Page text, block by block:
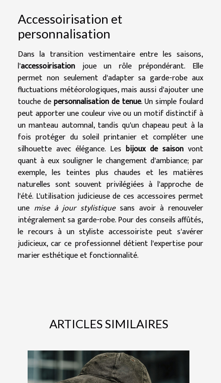
Accessoirisation et
personnalisation
Dans la transition vestimentaire entre les saisons,
l'accessoirisation joue un rôle prépondérant. Elle
permet non seulement d'adapter sa garde-robe aux
fluctuations météorologiques, mais aussi d'ajouter une
touche depersonnalisation de tenue. Un simple foulard
peut apporter une couleur vive ou un motif distinctif à
un manteau automnal, tandis qu'un chapeau peut à la
fois protéger du soleil printanier et compléter une
silhouette avec élégance. Les bijoux de saison vont
quant à eux souligner le changement d'ambiance; par
exemple, les teintes plus chaudes et les matières
naturelles sont souvent privilégiées à l'approche de
l'été. L'utilisation judicieuse de ces accessoires permet
une mise à jour stylistiquesans avoir à renouveler
intégralement sa garde-robe. Pour des conseils affûtés,
le recours à un styliste accessoiriste peut s'avérer
judicieux, car ce professionnel détient l'expertise pour
marier esthétique et fonctionnalité.
ARTICLES SIMILAIRES